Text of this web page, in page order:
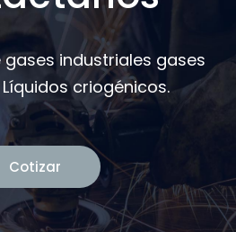
industriales gases
criogénicos.
Cotizar